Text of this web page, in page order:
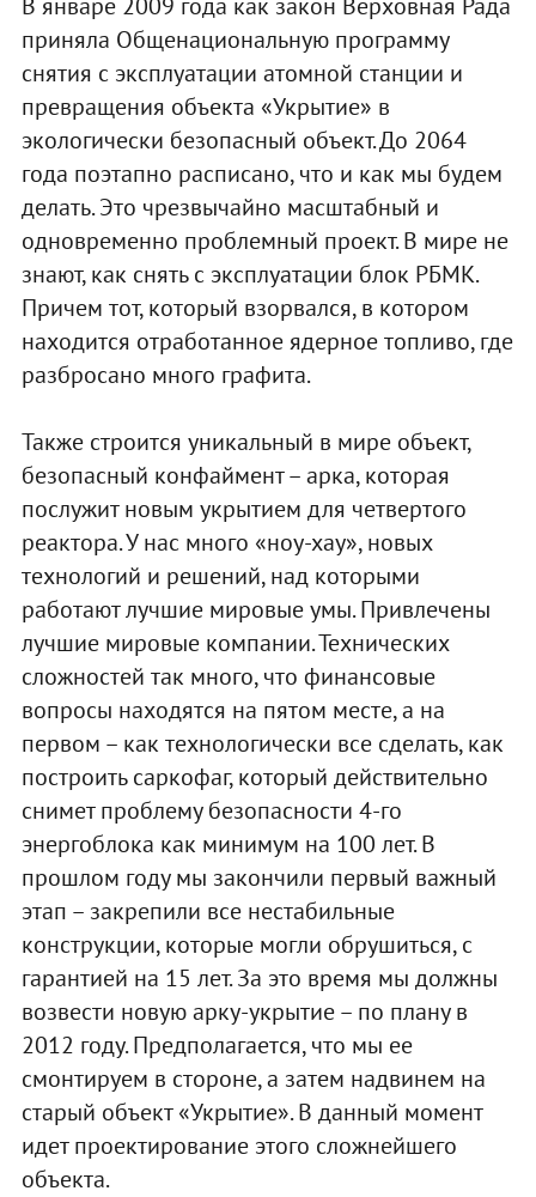
В январе 2009 года как закон Верховная Рада
приняла Общенациональную программу
снятия с эксплуатации атомной станции и
превращения объекта «Укрытие» в
экологически безопасный объект. До 2064
года поэтапно расписано, что и как мы будем
делать. Это чрезвычайно масштабный и
одновременно проблемный проект. В мире не
знают, как снять с эксплуатации блок РБМК.
Причем тот, который взорвался, в котором
находится отработанное ядерное топливо, где
разбросано много графита.
Также строится уникальный в мире объект,
безопасный конфаймент – арка, которая
послужит новым укрытием для четвертого
реактора. У нас много «ноу-хау», новых
технологий и решений, над которыми
работают лучшие мировые умы. Привлечены
лучшие мировые компании. Технических
сложностей так много, что финансовые
вопросы находятся на пятом месте, а на
первом – как технологически все сделать, как
построить саркофаг, который действительно
снимет проблему безопасности 4-го
энергоблока как минимум на 100 лет. В
прошлом году мы закончили первый важный
этап – закрепили все нестабильные
конструкции, которые могли обрушиться, с
гарантией на 15 лет. За это время мы должны
возвести новую арку-укрытие – по плану в
2012 году. Предполагается, что мы ее
смонтируем в стороне, а затем надвинем на
старый объект «Укрытие». В данный момент
идет проектирование этого сложнейшего
объекта.